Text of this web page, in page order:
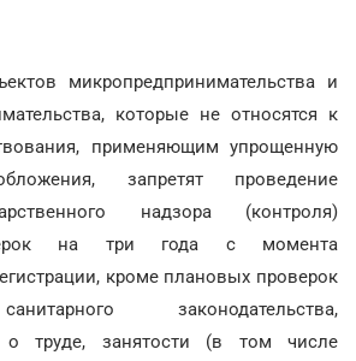
микропредпринимательства и
которые не относятся к
применяющим упрощенную
запретят проведение
надзора (контроля)
на три года с момента
кроме плановых проверок
законодательства,
о труде, занятости (в том числе